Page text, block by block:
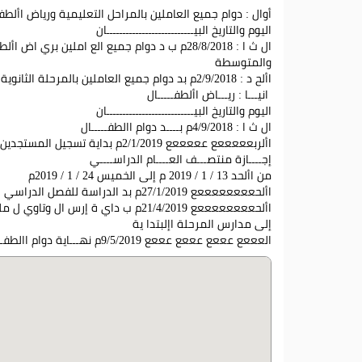
أوال : دوام جميع العاملين بالمراحل التعليمية ورياض
اليوم والتاريخ البيـــــــــــــــــــــــــــان
ال ث ا : 28/8/2018م ب د دوام جميع الع املين بري اض األطف ال والمرحل ة االبت دا ي ة
والمتوسطة
األح د : 2/9/2018م بد دوام جميع العاملين بالمرحلة الثانوية
انيـــا : ريـــاض األطفـــــال
اليوم والتاريخ البيـــــــــــــــــــــــــــان
ال ث ا : 4/9/2018م بــــد دوام االطفـــــال
األربعععععع عععععع 2/1/2019م بداية تسجيل المستجدين برياض األطفال
إجــــازة منتصـــف العــــام الدراســــي
من األحد 13 / 1 / 2019 م إلى الخميس 24 / 1 / 2019م
األحععععععععع 27/1/2019م بد الدراسة للفصل الدراسي الثاني
األحععععععععع 21/4/2019م ب داي ة إرس ال وتاوي ل ملف ا األطف ال من ري اض األطف ال
إلى مدارس المرحلة اإلبتدا ية
العععع عععع عععع عععع 9/5/2019م نهـــاية دوام االطفـــال